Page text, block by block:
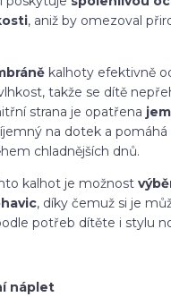
, aniž by omezoval
kalhoty efektivně
takže se dítě
strana je opatřena
na dotek a
chladnějších dnů.
kalhot je možnost
, díky čemuž si je
potřeb dítěte i stylu
náplet